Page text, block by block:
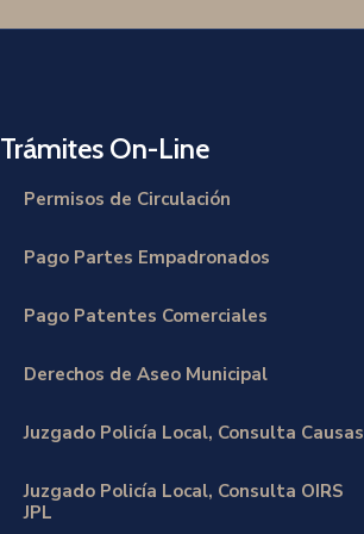
Trámites On-Line
Permisos de Circulación
Pago Partes Empadronados
Pago Patentes Comerciales
Derechos de Aseo Municipal
Juzgado Policía Local, Consulta Causas
Juzgado Policía Local, Consulta OIRS
JPL